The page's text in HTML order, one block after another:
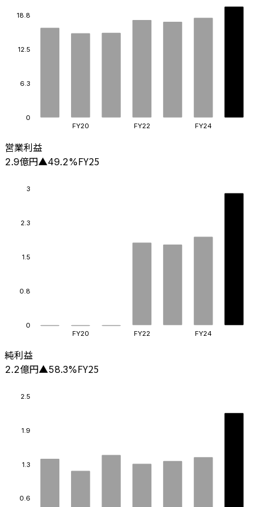
0
6.3
12.5
18.8
FY20 FY22 FY24
営業利益
2.9億円▲49.2%FY25
0
0.8
1.5
2.3
3
FY20 FY22 FY24
純利益
2.2億円▲58.3%FY25
0.6
1.3
1.9
2.5